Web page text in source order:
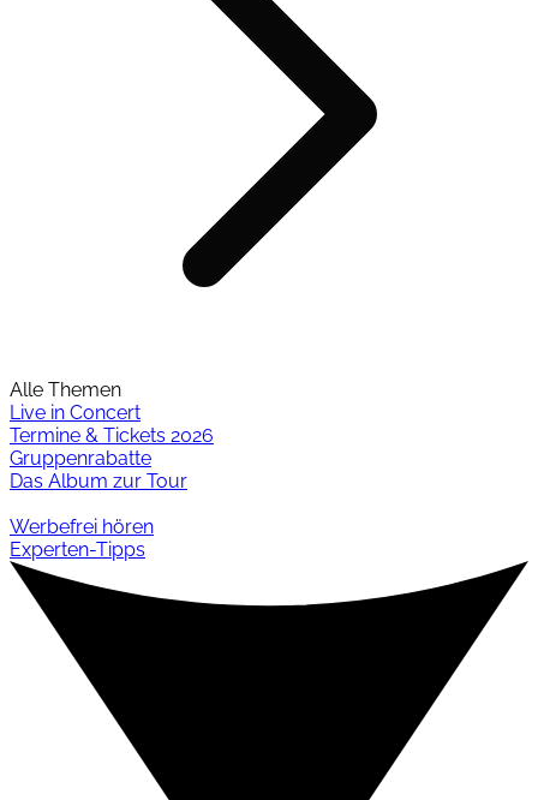
Alle Themen
Live in Concert
Termine & Tickets 2026
Gruppenrabatte
Das Album zur Tour
Werbefrei hören
Experten-Tipps